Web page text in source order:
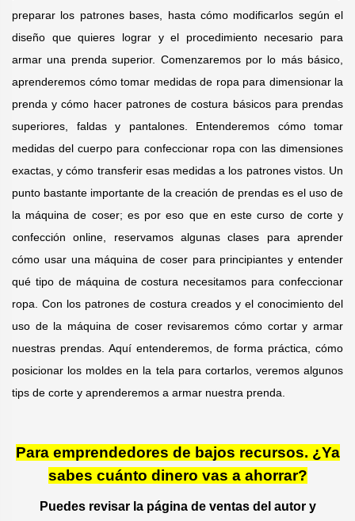
preparar los patrones bases, hasta cómo modificarlos según el
diseño que quieres lograr y el procedimiento necesario para
armar una prenda superior. Comenzaremos por lo más básico,
aprenderemos cómo tomar medidas de ropa para dimensionar la
prenda y cómo hacer patrones de costura básicos para prendas
superiores, faldas y pantalones. Entenderemos cómo tomar
medidas del cuerpo para confeccionar ropa con las dimensiones
exactas, y cómo transferir esas medidas a los patrones vistos. Un
punto bastante importante de la creación de prendas es el uso de
la máquina de coser; es por eso que en este curso de corte y
confección online, reservamos algunas clases para aprender
cómo usar una máquina de coser para principiantes y entender
qué tipo de máquina de costura necesitamos para confeccionar
ropa. Con los patrones de costura creados y el conocimiento del
uso de la máquina de coser revisaremos cómo cortar y armar
nuestras prendas. Aquí entenderemos, de forma práctica, cómo
posicionar los moldes en la tela para cortarlos, veremos algunos
tips de corte y aprenderemos a armar nuestra prenda.
Para emprendedores de bajos recursos. ¿Ya
sabes cuánto dinero vas a ahorrar?
Puedes revisar la página de ventas del autor y